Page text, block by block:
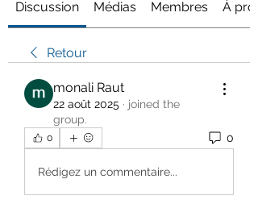
Discussion Médias Membres À
Retour
monali Raut
22 août 2025 · joined the
group.
0 0
Rédigez un commentaire...